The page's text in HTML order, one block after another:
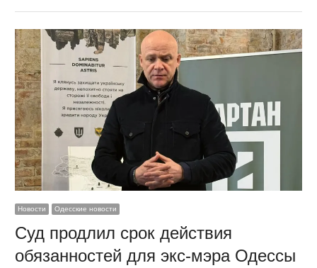
Новости Одесские новости
Суд продлил срок действия
обязанностей для экс-мэра Одессы